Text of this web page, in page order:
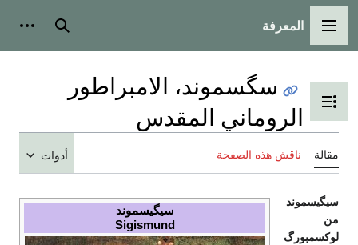
القائمة الرئيسية
المعرفة بحث
تبديل عرض جدول المحتويات
سگسموند، الامبراطور
الروماني المقدس
مقالة ناقش هذه الصفحة أدوات
سيگيسموند
Sigismund
سيگيسموند
من
لوكسمبورگ